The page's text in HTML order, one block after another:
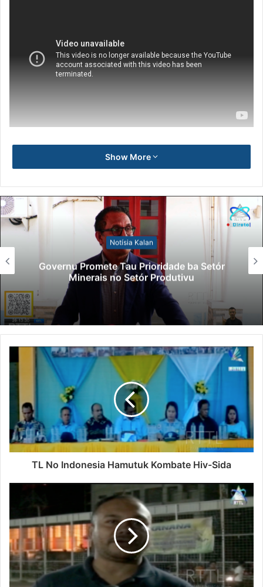
Show More
Notísia Kalan
Governu Promete Tau Prioridade ba Setór
Minerais no Setór Produtivu
TL No Indonesia Hamutuk Kombate Hiv-Sida